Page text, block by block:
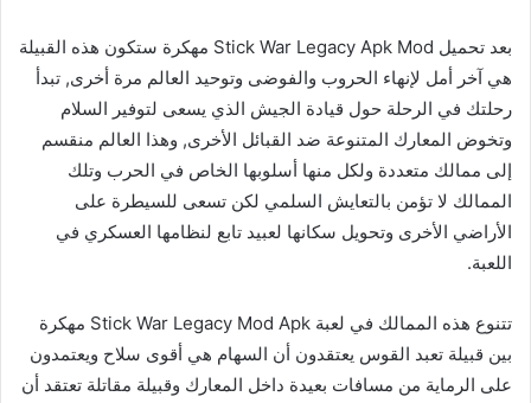
بعد تحميل Stick War Legacy Apk Mod مهكرة ستكون هذه القبيلة
هي آخر أمل لإنهاء الحروب والفوضى وتوحيد العالم مرة أخرى, تبدأ
رحلتك في الرحلة حول قيادة الجيش الذي يسعى لتوفير السلام
وتخوض المعارك المتنوعة ضد القبائل الأخرى, وهذا العالم منقسم
إلى ممالك متعددة ولكل منها أسلوبها الخاص في الحرب وتلك
الممالك لا تؤمن بالتعايش السلمي لكن تسعى للسيطرة على
الأراضي الأخرى وتحويل سكانها لعبيد تابع لنظامها العسكري في
اللعبة.
تتنوع هذه الممالك في لعبة Stick War Legacy Mod Apk مهكرة
بين قبيلة تعبد القوس يعتقدون أن السهام هي أقوى سلاح ويعتمدون
على الرماية من مسافات بعيدة داخل المعارك وقبيلة مقاتلة تعتقد أن